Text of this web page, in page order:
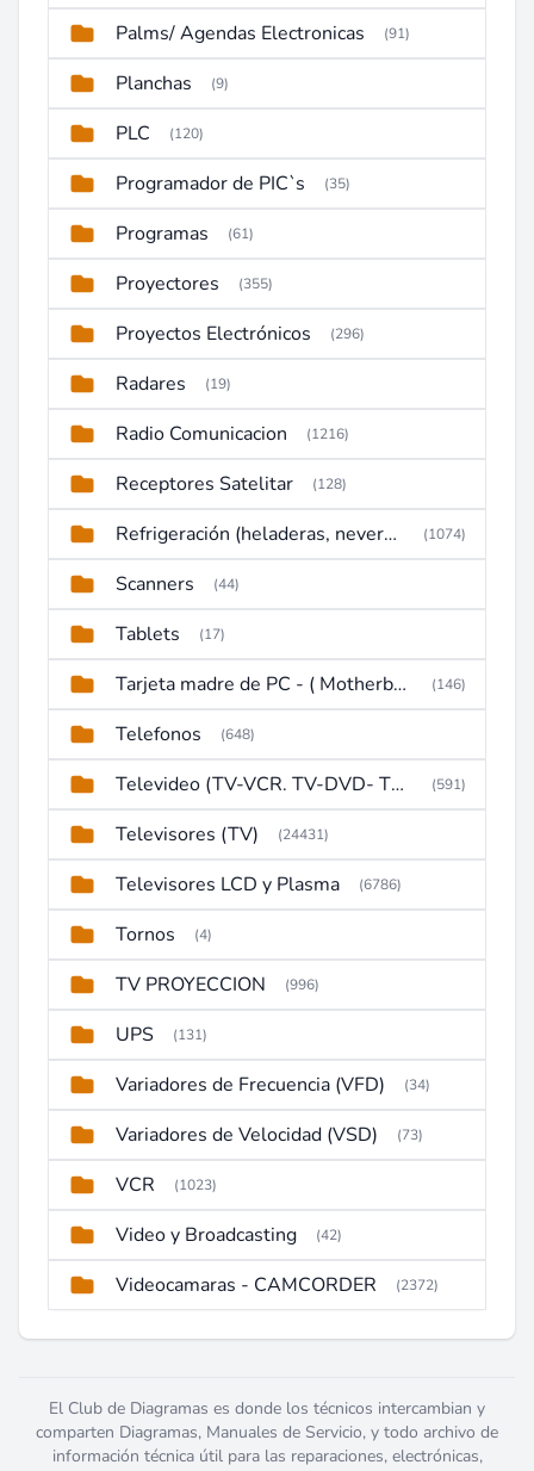
Palms/ Agendas Electronicas (91)
Planchas (9)
PLC (120)
Programador de PIC`s (35)
Programas (61)
Proyectores (355)
Proyectos Electrónicos (296)
Radares (19)
Radio Comunicacion (1216)
Receptores Satelitar (128)
Refrigeración (heladeras, neveras, congeladores) (1074)
Scanners (44)
Tablets (17)
Tarjeta madre de PC - ( Motherboard ) (146)
Telefonos (648)
Televideo (TV-VCR. TV-DVD- TV-DVD-VCR) (591)
Televisores (TV) (24431)
Televisores LCD y Plasma (6786)
Tornos (4)
TV PROYECCION (996)
UPS (131)
Variadores de Frecuencia (VFD) (34)
Variadores de Velocidad (VSD) (73)
VCR (1023)
Video y Broadcasting (42)
Videocamaras - CAMCORDER (2372)
El Club de Diagramas es donde los técnicos intercambian y
comparten Diagramas, Manuales de Servicio, y todo archivo de
información técnica útil para las reparaciones, electrónicas,